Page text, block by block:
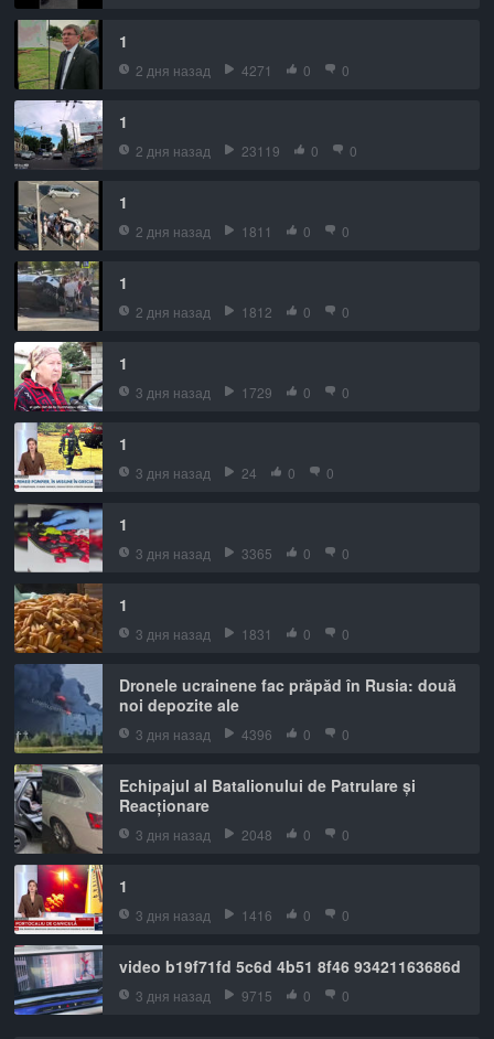
1
2 дня назад 4271 0 0
1
2 дня назад 23119 0 0
1
2 дня назад 1811 0 0
1
2 дня назад 1812 0 0
1
3 дня назад 1729 0 0
1
3 дня назад 24 0 0
1
3 дня назад 3365 0 0
1
3 дня назад 1831 0 0
Dronele ucrainene fac prăpăd în Rusia: două
noi depozite ale
3 дня назад 4396 0 0
Echipajul al Batalionului de Patrulare și
Reacționare
3 дня назад 2048 0 0
1
3 дня назад 1416 0 0
video b19f71fd 5c6d 4b51 8f46 93421163686d
3 дня назад 9715 0 0